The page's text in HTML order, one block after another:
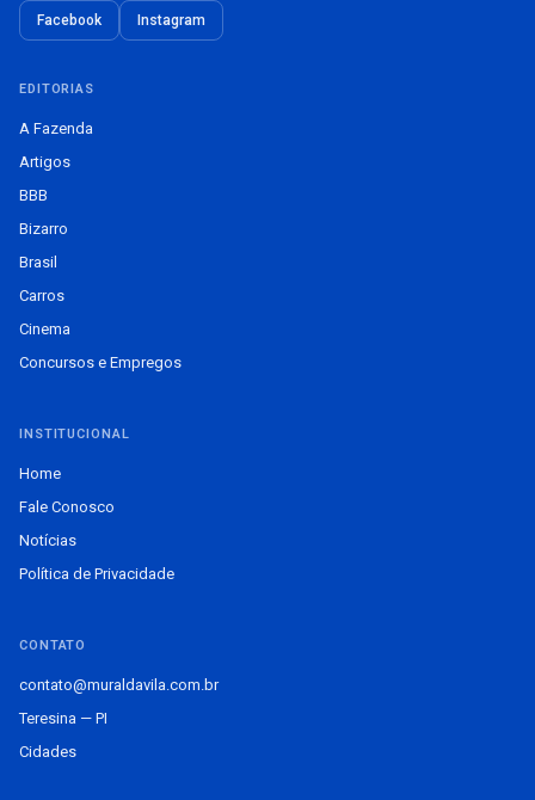
Facebook Instagram
EDITORIAS
A Fazenda
Artigos
BBB
Bizarro
Brasil
Carros
Cinema
Concursos e Empregos
INSTITUCIONAL
Home
Fale Conosco
Notícias
Política de Privacidade
CONTATO
contato@muraldavila.com.br
Teresina — PI
Cidades